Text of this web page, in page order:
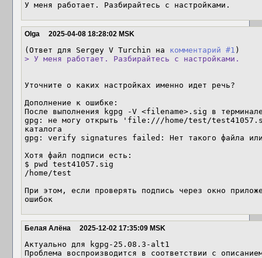
У меня работает. Разбирайтесь с настройками.
Olga 2025-04-08 18:28:02 MSK
(Ответ для Sergey V Turchin на комментарий #1
> У меня работает. Разбирайтесь с настройками.
Уточните о каких настройках именно идет речь?
Дополнение к ошибке:
После выполнения kgpg -V <filename>.sig в
gpg: не могу открыть 'file:///home/test/
каталога
gpg: verify signatures failed: Нет такого файла или
Хотя файл подписи есть:
$ pwd test41057.sig
/home/test
При этом, если проверять подпись через окно
ошибок
Белая Алёна 2025-12-02 17:35:09 MSK
Актуально для kgpg-25.08.3-alt1
Проблема воспроизводится в соответствии с